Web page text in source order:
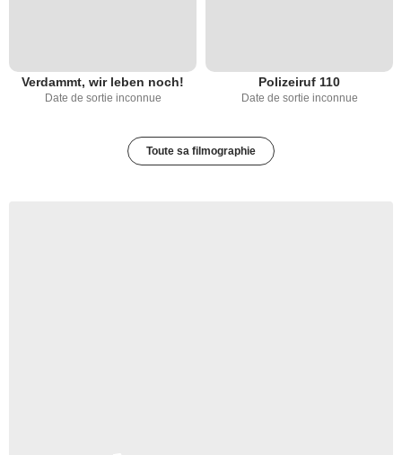
Verdammt, wir leben noch!
Date de sortie inconnue
Polizeiruf 110
Date de sortie inconnue
Toute sa filmographie